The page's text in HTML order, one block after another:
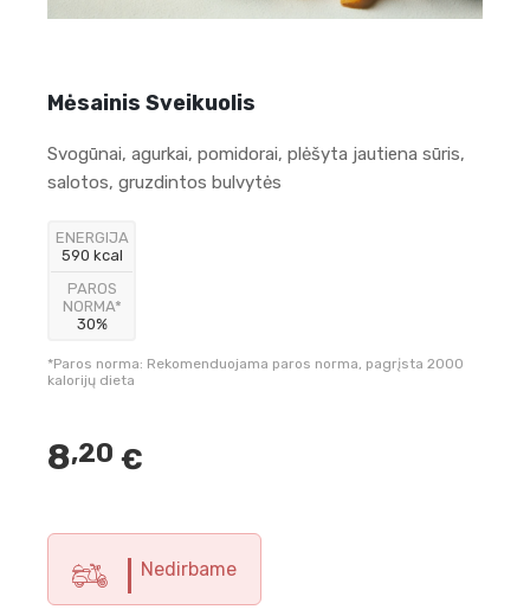
Mėsainis Sveikuolis
Svogūnai, agurkai, pomidorai, plėšyta jautiena sūris,
salotos, gruzdintos bulvytės
ENERGIJA
590 kcal
PAROS
NORMA*
30%
*Paros norma: Rekomenduojama paros norma, pagrįsta 2000
kalorijų dieta
8,20 €
Nedirbame